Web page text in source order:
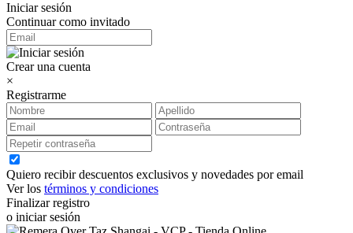
Iniciar sesión
Continuar como invitado
Crear una cuenta
×
Registrarme
Quiero recibir descuentos exclusivos y novedades por email
Ver los términos y condiciones
Finalizar registro
o iniciar sesión